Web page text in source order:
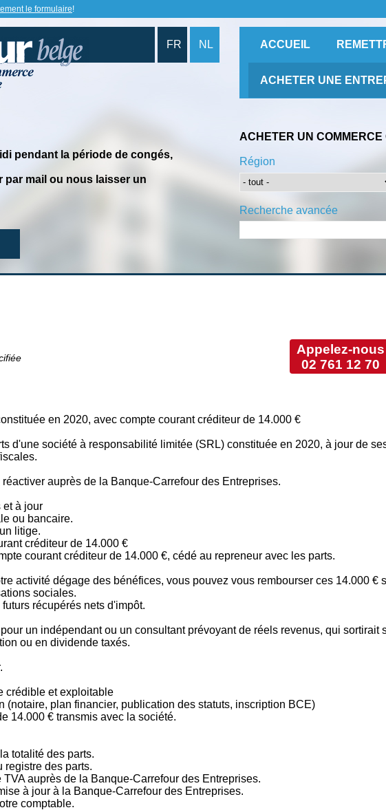
le formulaire!
FR NL ACCUEIL
ACHETER UNE
pendant la période de congés,
mail ou nous laisser un
ACHETER UN
Région
Recherche avancée
Appelez-nous
02 761 12 70
en 2020, avec compte courant créditeur de 14.000 €
d'une société à responsabilité limitée (SRL) constituée en 2020, à jour de
auprès de la Banque-Carrefour des Entreprises.
et à jour
ou bancaire.
litige.
créditeur de 14.000 €
courant créditeur de 14.000 €, cédé au repreneur avec les parts.
activité dégage des bénéfices, vous pouvez vous rembourser ces 14.000 €
sociales.
récupérés nets d'impôt.
un indépendant ou un consultant prévoyant de réels revenus, qui sortirait
ou en dividende taxés.
crédible et exploitable
(notaire, plan financier, publication des statuts, inscription BCE)
14.000 € transmis avec la société.
totalité des parts.
registre des parts.
auprès de la Banque-Carrefour des Entreprises.
à jour à la Banque-Carrefour des Entreprises.
comptable.